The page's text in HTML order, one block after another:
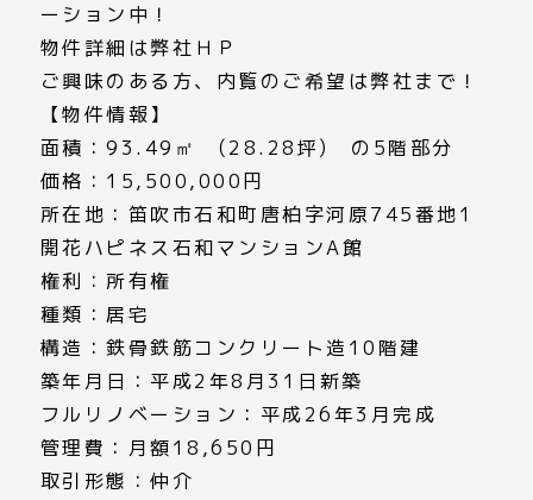
ーション中！
物件詳細は弊社ＨＰ
ご興味のある方、内覧のご希望は弊社まで！
【物件情報】
面積：93.49㎡ (28.28坪) の5階部分
価格：15,500,000円
所在地：笛吹市石和町唐柏字河原745番地1
開花ハピネス石和マンションA館
権利：所有権
種類：居宅
構造：鉄骨鉄筋コンクリート造10階建
築年月日：平成2年8月31日新築
フルリノベーション：平成26年3月完成
管理費：月額18,650円
取引形態：仲介